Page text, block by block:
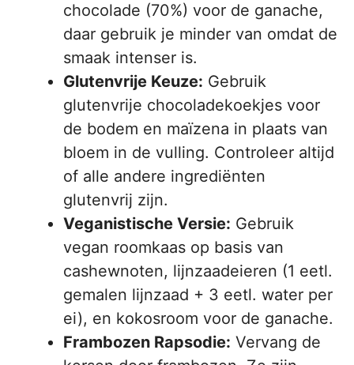
chocolade (70%) voor de ganache,
daar gebruik je minder van omdat de
smaak intenser is.
Glutenvrije Keuze: Gebruik
glutenvrije chocoladekoekjes voor
de bodem en maïzena in plaats van
bloem in de vulling. Controleer altijd
of alle andere ingrediënten
glutenvrij zijn.
Veganistische Versie: Gebruik
vegan roomkaas op basis van
cashewnoten, lijnzaadeieren (1 eetl.
gemalen lijnzaad + 3 eetl. water per
ei), en kokosroom voor de ganache.
Frambozen Rapsodie: Vervang de